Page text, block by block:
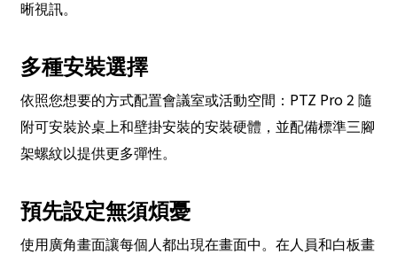
晰視訊。
多種安裝選擇
依照您想要的方式配置會議室或活動空間： PTZ Pro 2 隨
附可安裝於桌上和壁掛安裝的安裝硬體，並配備標準三腳
架螺紋以提供更多彈性。
預先設定無須煩憂
使用廣角畫面讓每個人都出現在畫面中。在人員和白板畫